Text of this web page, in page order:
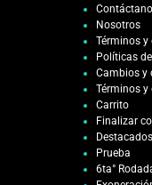
Nosotros
Términos
Políticas
Cambios y
Términos
Carrito
Finalizar
Destacados
Prueba
6ta°